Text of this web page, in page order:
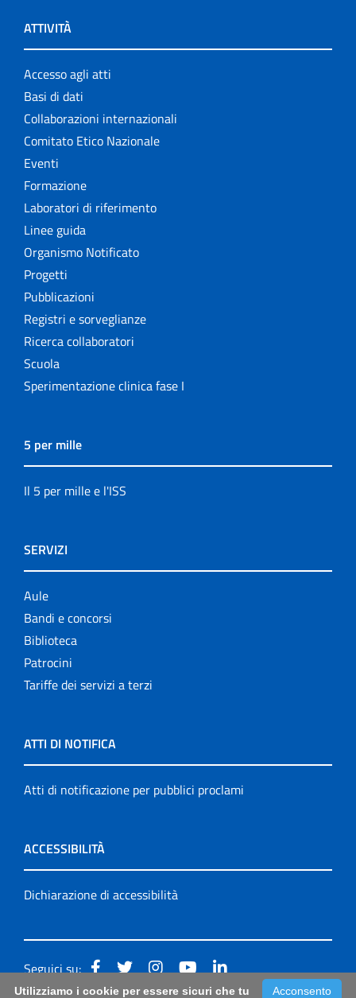
ATTIVITÀ
Accesso agli atti
Basi di dati
Collaborazioni internazionali
Comitato Etico Nazionale
Eventi
Formazione
Laboratori di riferimento
Linee guida
Organismo Notificato
Progetti
Pubblicazioni
Registri e sorveglianze
Ricerca collaboratori
Scuola
Sperimentazione clinica fase I
5 per mille
Il 5 per mille e l'ISS
SERVIZI
Aule
Bandi e concorsi
Biblioteca
Patrocini
Tariffe dei servizi a terzi
ATTI DI NOTIFICA
Atti di notificazione per pubblici proclami
ACCESSIBILITÀ
Dichiarazione di accessibilità
Seguici su:
Acconsento
Utilizziamo i cookie per essere sicuri che tu